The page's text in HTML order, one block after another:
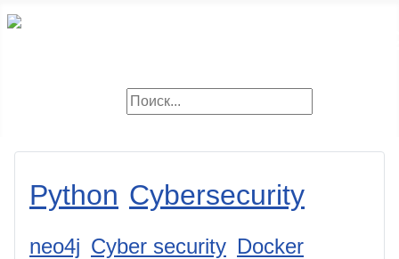
Поиск
Python Cybersecurity
neo4j Cyber security Docker